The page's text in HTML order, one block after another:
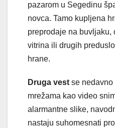
pazarom u Segedinu
novca. Tamo kupljena
preprodaje na buvljaku,
vitrina ili drugih
hrane.
Druga vest se
mrežama kao video
alarmantne slike,
nastaju suhomesnati